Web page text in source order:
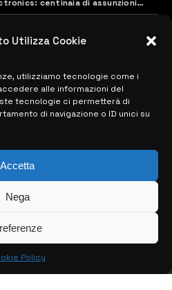
Utilizza Cookie
utilizziamo tecnologie come i
alle informazioni del
tecnologie ci permetterà di
di navigazione o ID unici su
Accetta
Nega
Policy
centinaia di assunzioni